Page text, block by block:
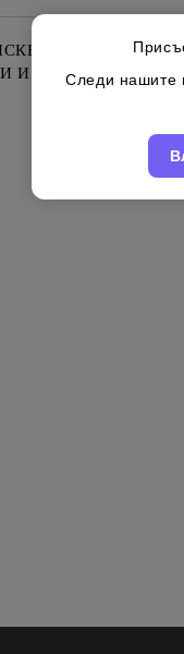
LOTUS
И ЧИЙЗКЕЙК.
Следи нашите